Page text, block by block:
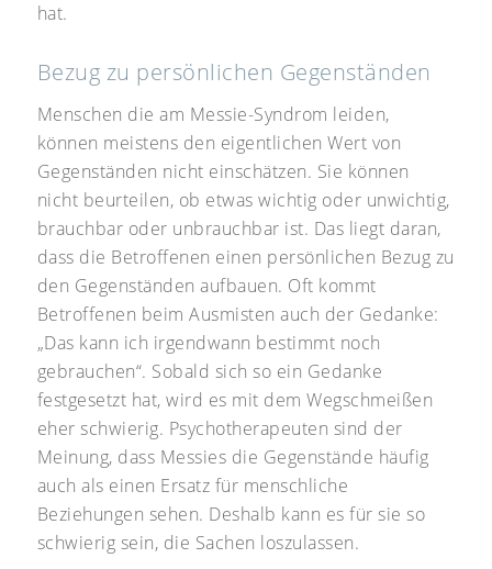
hat.
Bezug zu persönlichen Gegenständen
Menschen die am Messie-Syndrom leiden,
können meistens den eigentlichen Wert von
Gegenständen nicht einschätzen. Sie können
nicht beurteilen, ob etwas wichtig oder unwichtig,
brauchbar oder unbrauchbar ist. Das liegt daran,
dass die Betroffenen einen persönlichen Bezug zu
den Gegenständen aufbauen. Oft kommt
Betroffenen beim Ausmisten auch der Gedanke:
„Das kann ich irgendwann bestimmt noch
gebrauchen“. Sobald sich so ein Gedanke
festgesetzt hat, wird es mit dem Wegschmeißen
eher schwierig. Psychotherapeuten sind der
Meinung, dass Messies die Gegenstände häufig
auch als einen Ersatz für menschliche
Beziehungen sehen. Deshalb kann es für sie so
schwierig sein, die Sachen loszulassen.